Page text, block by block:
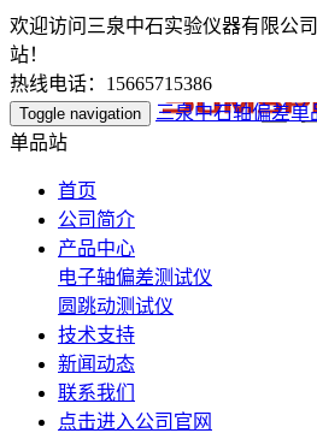
欢迎访问三泉中石实验仪器有限公
站！
热线电话：15665715386
Toggle navigation
三泉中石轴偏差单
单品站
首页
公司简介
产品中心
电子轴偏差测试仪
圆跳动测试仪
技术支持
新闻动态
联系我们
点击进入公司官网